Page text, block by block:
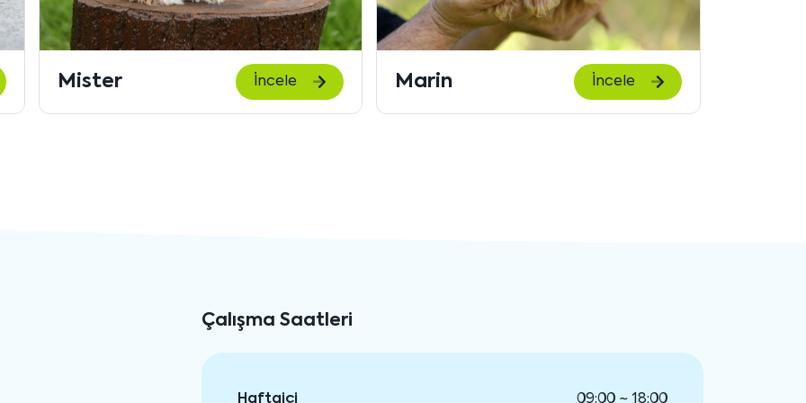
Marin İncele Neva İncele
Çalışma Saatleri
Haftaiçi 09:00 ~ 18:00